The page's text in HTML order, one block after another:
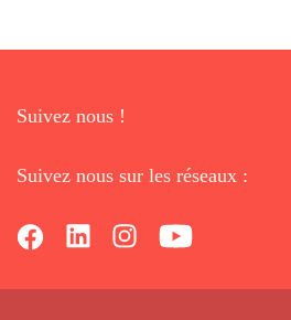
Suivez nous !
Suivez nous sur les réseaux :